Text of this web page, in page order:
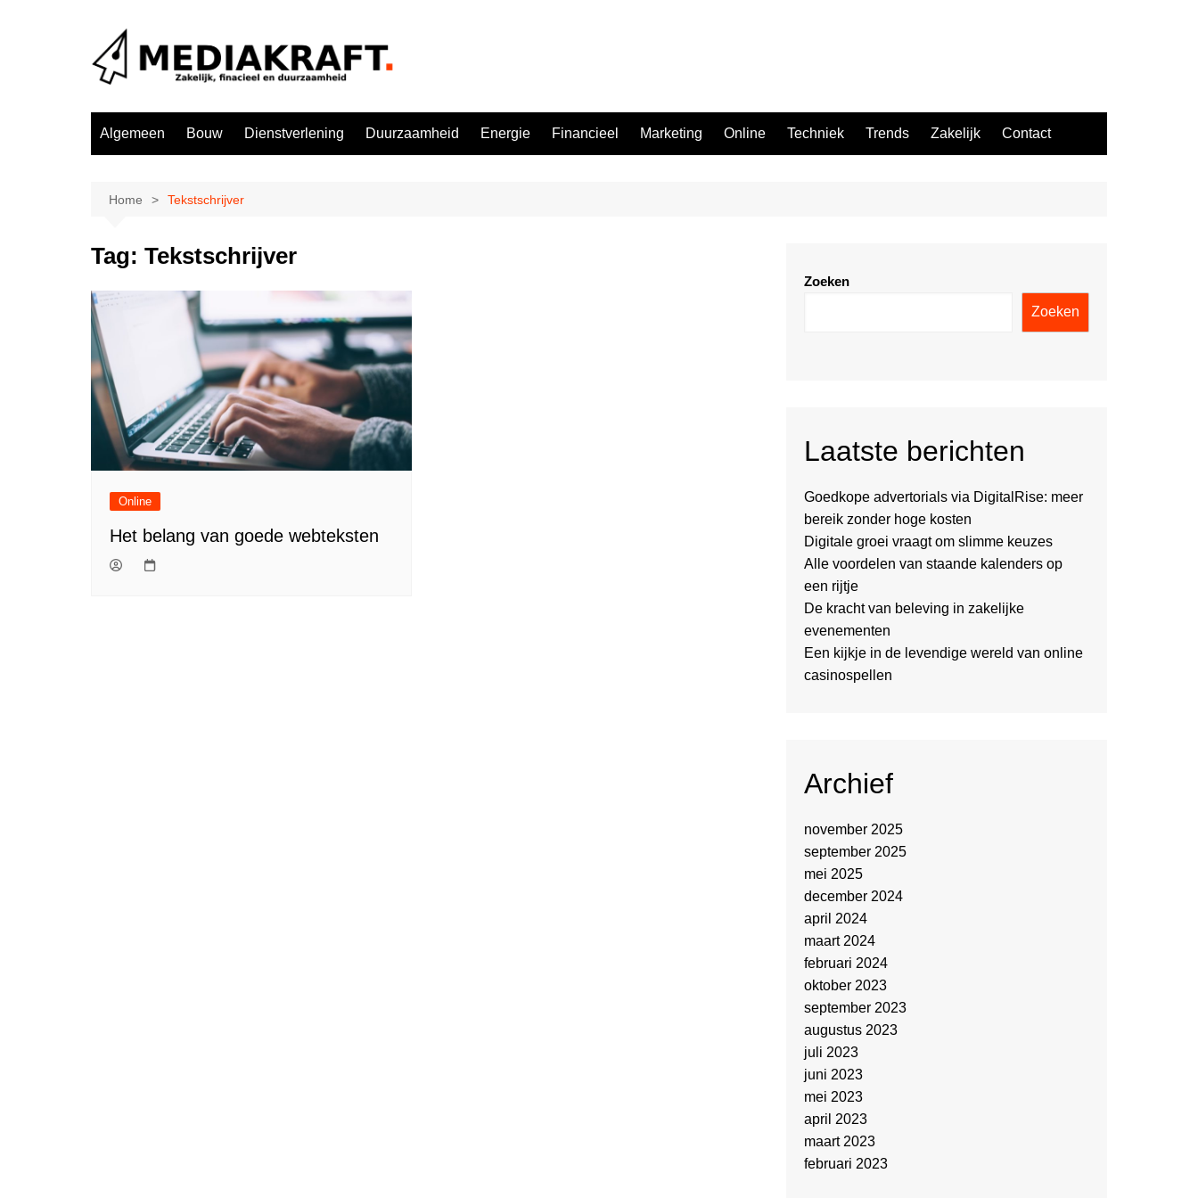
Algemeen Bouw Dienstverlening Duurzaamheid Energie Financieel Marketing Online Techniek Trends Zakelijk Contact
Home Tekstschrijver
Tag: Tekstschrijver
Online
Het belang van goede webteksten
Zoeken
Zoeken
Laatste berichten
Goedkope advertorials via DigitalRise: meer
bereik zonder hoge kosten
Digitale groei vraagt om slimme keuzes
Alle voordelen van staande kalenders op
een rijtje
De kracht van beleving in zakelijke
evenementen
Een kijkje in de levendige wereld van online
casinospellen
Archief
november 2025
september 2025
mei 2025
december 2024
april 2024
maart 2024
februari 2024
oktober 2023
september 2023
augustus 2023
juli 2023
juni 2023
mei 2023
april 2023
maart 2023
februari 2023